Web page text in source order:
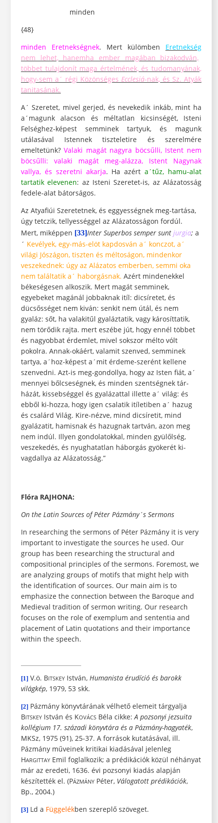
minden
{48}
minden Eretnekségnek. Mert külömben Eretnekség
nem lehet, hanemha ember magában bizakodván,
többet tulajdonít maga értelmének, és tudomanyának,
hogy-sem a´ régi Közönséges Ecclesiá-nak, és Sz. Atyák
tanitasának.
A´ Szeretet, mivel gerjed, és nevekedik inkáb, mint ha
a´magunk alacson és méltatlan kicsinségét, Isteni
Felséghez-képest semminek tartyuk, és magunk
utálasával Istennek tiszteletire és szerelmére
emeltetünk?Valaki magát nagyra böcsűlli, Istent nem
böcsűlli:
valaki magát meg-alázza, Istent Nagynak
vallya, és szeretni akarja. Ha azérta´tűz, hamu-alat
tartatik elevenen: az Isteni Szeretet-is, az Alázatosság
fedele-alat bátorságos.
Az Atyafiúi Szeretetnek, és eggyességnek meg-tartása,
úgy tetczik, tellyességgel az Alázatosságon fordúl.
Mert, miképpen [33]Inter Superbos semper sunt jurgia; a
´ Kevélyek, egy-más-elöt kapdosván a´ konczot, a´
világi Jószágon, tiszten és méltoságon, mindenkor
veszekednek: úgy az Alázatos emberben, semmi oka
nem találtatik a´ haborgásnak. Azért mindenekkel
békeségesen alkoszik. Mert magát semminek,
egyebeket magánál jobbaknak itíl: dicsíretet, és
dücsősséget nem kiván: senkit nem útál, és nem
gyaláz: sőt, ha valakitűl gyaláztatik, vagy károsíttatik,
nem törődik rajta. mert eszébe jút, hogy ennél többet
és nagyobbat érdemlet, mivel sokszor mélto vólt
pokolra. Annak-okáért, valamit szenved, semminek
tartya, a´hoz-képest a´mit érdeme-szerént kellene
szenvedni. Azt-is meg-gondollya, hogy az Isten fiát, a´
mennyei bőlcseségnek, és minden szentségnek tár-
házát, kissebséggel és gyalázattal illette a´ világ: és
ebből ki-hozza, hogy igen csalatik itíletiben a´ hazug
és csalárd Világ. Kire-nézve, mind dicsíretit, mind
gyalázatit, hamisnak és hazugnak tartván, azon meg
nem indúl. Illyen gondolatokkal, minden gyülőlség,
veszekedés, és nyughatatlan háborgás gyökerét ki-
vagdallya az Alázatosság.”
Flóra RAJHONA:
On the Latin Sources of Péter Pázmány´s Sermons
In researching the sermons of Péter Pázmány it is very
important to investigate the sources he used. Our
group has been researching the structural and
compositional principles of the sermons. Foremost, we
are analyzing groups of motifs that might help with
the identification of sources. Our main aim is to
emphasize the connection between the Baroque and
Medieval tradition of sermon writing. Our research
focuses on the role of exemplum and sententia and
placement of Latin quotations and their importance
within the speech.
[1]V.ö. BITSKEYIstván, Humanista érudíció és barokk
világkép, 1979, 53 skk.
[2]Pázmány könyvtárának vélhető elemeit tárgyalja
BITSKEYIstván és KOVÁCSBéla cikke:A pozsonyi jezsuita
kollégium 17. századi könyvtára és a Pázmány-hagyaték,
MKSz, 1975 (91), 25-37. A források kutatásával, ill.
Pázmány műveinek kritikai kiadásával jelenleg
HARGITTAYEmil foglalkozik; a prédikációk közül néhányat
már az eredeti, 1636. évi pozsonyi kiadás alapján
készítették el. (PÁZMÁNYPéter, Válogatott prédikációk,
Bp., 2004.)
[3]Ld a Függelékben szereplő szöveget.